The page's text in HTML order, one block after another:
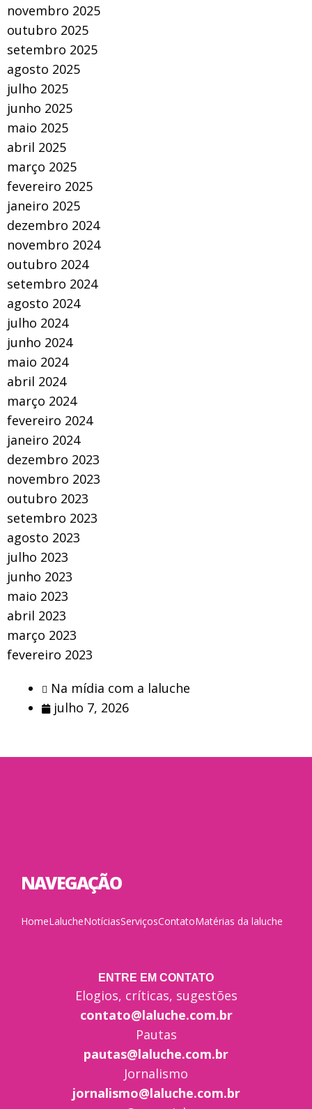
novembro 2025
outubro 2025
setembro 2025
agosto 2025
julho 2025
junho 2025
maio 2025
abril 2025
março 2025
fevereiro 2025
janeiro 2025
dezembro 2024
novembro 2024
outubro 2024
setembro 2024
agosto 2024
julho 2024
junho 2024
maio 2024
abril 2024
março 2024
fevereiro 2024
janeiro 2024
dezembro 2023
novembro 2023
outubro 2023
setembro 2023
agosto 2023
julho 2023
junho 2023
maio 2023
abril 2023
março 2023
fevereiro 2023
Na mídia com a laluche
julho 7, 2026
NAVEGAÇÃO
HomeLalucheNotíciasServiçosContatoMatérias da laluche
ENTRE EM CONTATO
Elogios, críticas, sugestões
contato@laluche.com.br
Pautas
pautas@laluche.com.br
Jornalismo
jornalismo@laluche.com.br